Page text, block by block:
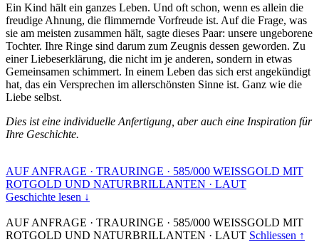
Ein Kind hält ein ganzes Leben. Und oft schon, wenn es allein die
freudige Ahnung, die flimmernde Vorfreude ist. Auf die Frage, was
sie am meisten zusammen hält, sagte dieses Paar: unsere ungeborene
Tochter. Ihre Ringe sind darum zum Zeugnis dessen geworden. Zu
einer Liebeserklärung, die nicht im je anderen, sondern in etwas
Gemeinsamen schimmert. In einem Leben das sich erst angekündigt
hat, das ein Versprechen im allerschönsten Sinne ist. Ganz wie die
Liebe selbst.
Dies ist eine individuelle Anfertigung, aber auch eine Inspiration für
Ihre Geschichte.
AUF ANFRAGE · TRAURINGE · 585/000 WEISSGOLD MIT
ROTGOLD UND NATURBRILLANTEN · LAUT
Geschichte lesen ↓
AUF ANFRAGE · TRAURINGE · 585/000 WEISSGOLD MIT
ROTGOLD UND NATURBRILLANTEN · LAUT Schliessen ↑